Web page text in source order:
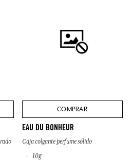
COMPRAR
EAU DU BONHEUR
Caja colgante perfume sólido
10g